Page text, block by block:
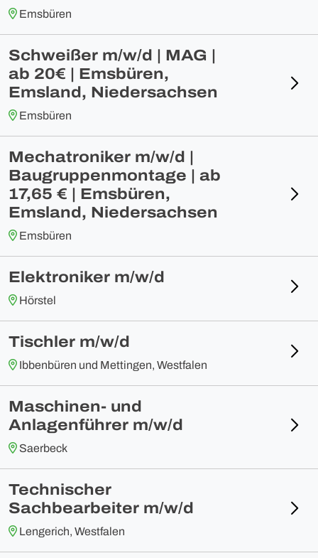
Emsbüren
Schweißer m/w/d | MAG |
ab 20€ | Emsbüren,
Emsland, Niedersachsen
Emsbüren
Mechatroniker m/w/d |
Baugruppenmontage | ab
17,65 € | Emsbüren,
Emsland, Niedersachsen
Emsbüren
Elektroniker m/w/d
Hörstel
Tischler m/w/d
Ibbenbüren und Mettingen, Westfalen
Maschinen- und
Anlagenführer m/w/d
Saerbeck
Technischer
Sachbearbeiter m/w/d
Lengerich, Westfalen